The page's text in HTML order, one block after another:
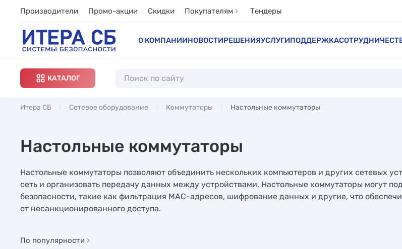
Производители Промо-акции Скидки Покупателям Тендеры
О КОМПАНИИНОВОСТИРЕШЕНИЯУСЛУГИПОДДЕРЖКА
КАТАЛОГ
Итера СБ Сетевое оборудование Коммутаторы Настольные коммутаторы
Настольные коммутаторы
Настольные коммутаторы позволяют объединить нескольких компьютеров и других сетевых
сеть и организовать передачу данных между устройствами. Настольные коммутаторы могут
безопасности, такие как фильтрация MAC-адресов, шифрование данных и другие, что
от несанкционированного доступа.
По популярности